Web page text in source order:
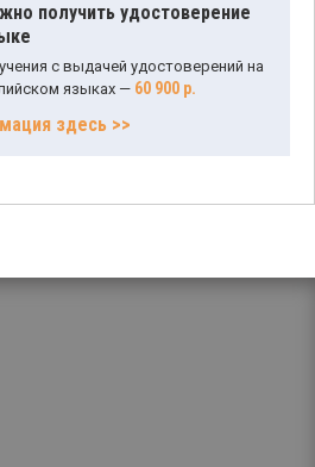
получить удостоверение
с выдачей удостоверений на
языках — 60 900 р.
здесь >>